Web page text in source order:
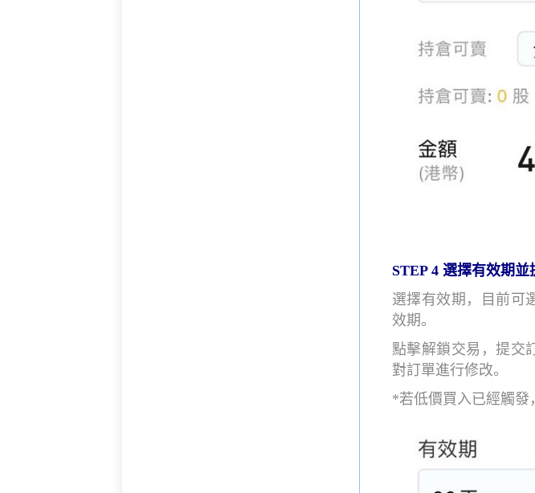
STEP 4 選擇有效期並
選擇有效期，目前可
效期。
點擊解鎖交易，提交
對訂單進行修改。
*若低價買入已經觸發